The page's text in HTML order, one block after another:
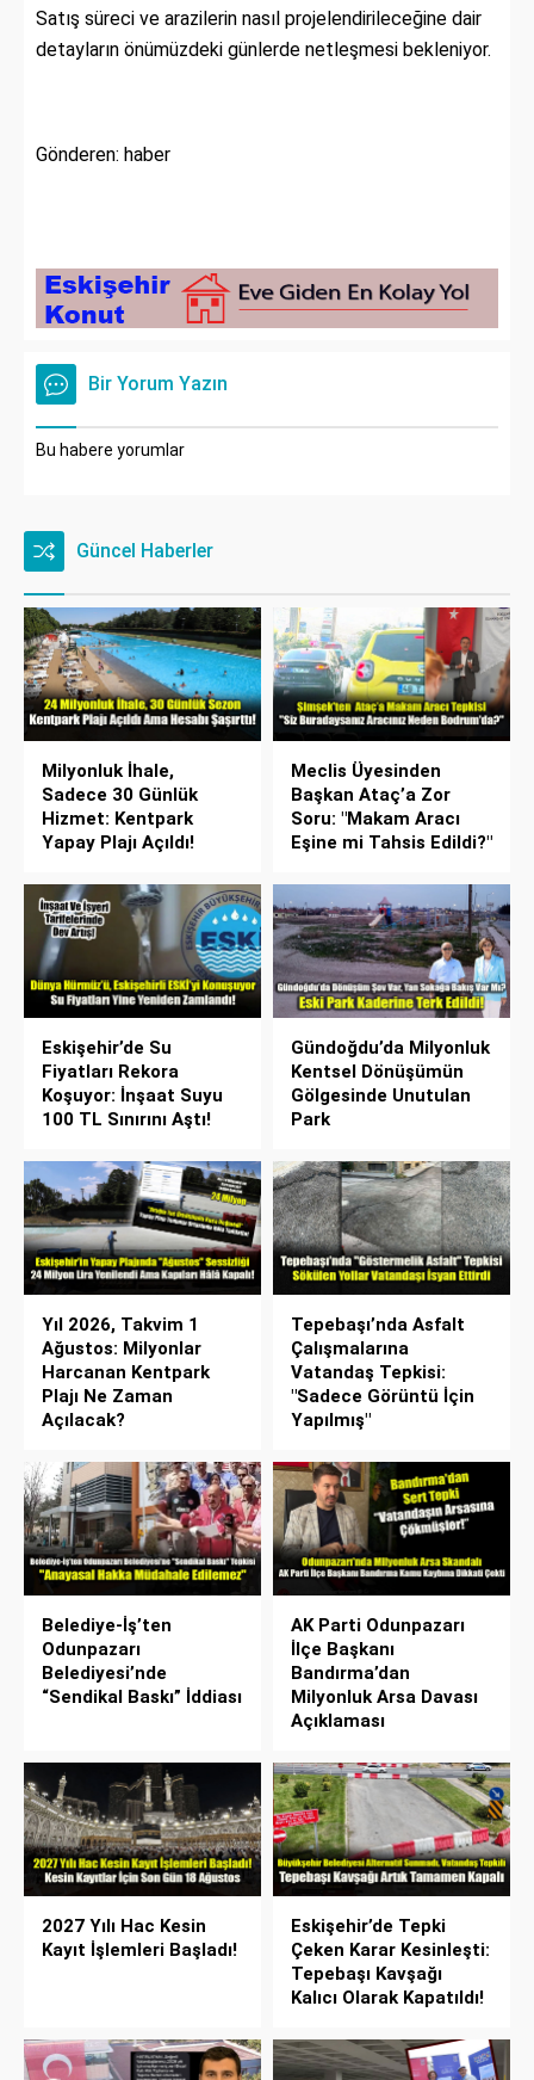
Satış süreci ve arazilerin nasıl projelendirileceğine dair
detayların önümüzdeki günlerde netleşmesi bekleniyor.
Gönderen: haber
Bir Yorum Yazın
Bu habere yorumlar
Güncel Haberler
Milyonluk İhale,
Sadece 30 Günlük
Hizmet: Kentpark
Yapay Plajı Açıldı!
Meclis Üyesinden
Başkan Ataç’a Zor
Soru: "Makam Aracı
Eşine mi Tahsis Edildi?"
Eskişehir’de Su
Fiyatları Rekora
Koşuyor: İnşaat Suyu
100 TL Sınırını Aştı!
Gündoğdu’da Milyonluk
Kentsel Dönüşümün
Gölgesinde Unutulan
Park
Yıl 2026, Takvim 1
Ağustos: Milyonlar
Harcanan Kentpark
Plajı Ne Zaman
Açılacak?
Tepebaşı’nda Asfalt
Çalışmalarına
Vatandaş Tepkisi:
"Sadece Görüntü İçin
Yapılmış"
Belediye-İş’ten
Odunpazarı
Belediyesi’nde
“Sendikal Baskı” İddiası
AK Parti Odunpazarı
İlçe Başkanı
Bandırma’dan
Milyonluk Arsa Davası
Açıklaması
2027 Yılı Hac Kesin
Kayıt İşlemleri Başladı!
Eskişehir’de Tepki
Çeken Karar Kesinleşti:
Tepebaşı Kavşağı
Kalıcı Olarak Kapatıldı!